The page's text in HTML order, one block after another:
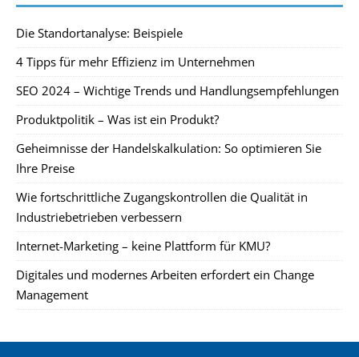
Die Standortanalyse: Beispiele
4 Tipps für mehr Effizienz im Unternehmen
SEO 2024 – Wichtige Trends und Handlungsempfehlungen
Produktpolitik – Was ist ein Produkt?
Geheimnisse der Handelskalkulation: So optimieren Sie
Ihre Preise
Wie fortschrittliche Zugangskontrollen die Qualität in
Industriebetrieben verbessern
Internet-Marketing – keine Plattform für KMU?
Digitales und modernes Arbeiten erfordert ein Change
Management